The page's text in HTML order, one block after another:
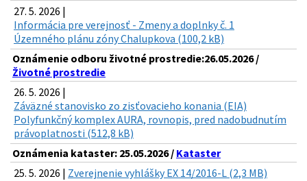
27. 5. 2026 |
Informácia pre verejnosť - Zmeny a doplnky č. 1
Územného plánu zóny Chalupkova (100,2 kB)
Oznámenie odboru životné prostredie:26.05.2026 /
Životné prostredie
26. 5. 2026 |
Záväzné stanovisko zo zisťovacieho konania (EIA)
Polyfunkčný komplex AURA, rovnopis, pred nadobudnutím
právoplatnosti (512,8 kB)
Oznámenia kataster: 25.05.2026 / Kataster
25. 5. 2026 | Zverejnenie vyhlášky EX 14/2016-L (2,3 MB)